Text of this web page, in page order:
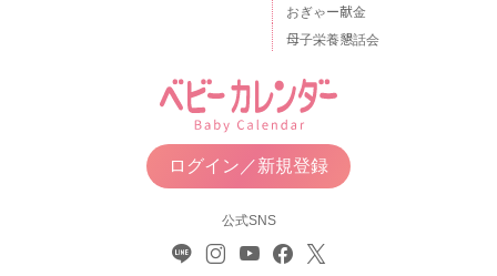
おぎゃー献金
母子栄養懇話会
ログイン／新規登録
公式SNS